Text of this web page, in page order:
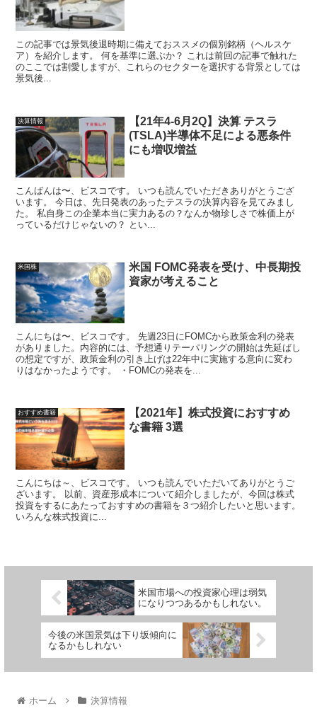
この記事では景気後退時期に備えておススメの個別銘柄（ヘルスケ
ア）を紹介します。 何を基準に選ぶか？ これは前回の記事で触れた
のここでは割愛しますが、これらのセクターを選択する背景としては
景気後...
決算情報
【21年4-6月2Q】決算 テスラ
(TSLA)半導体不足による悪条件
にも増収増益
こんばんは〜、ビスコです。 いつも読んでいただきありがとうござ
います。 今日は、先日発表のあったテスラの決算内容を見てみまし
た。 私自身この企業本当に実力あるの？なんか物珍しさで株価上が
っているだけじゃないの？ とい...
米国株
米国 FOMC発表を受け、中長期投
資家が考えること
こんにちは〜、ビスコです。 先週23日にFOMCから政策金利の発表
がありました。内容的には、予想通りテーパリングの開始は先延ばし
の想定ですが、政策金利の引き上げは22年中に実施する意向に変わ
りはなかったようです。 ・FOMCの発表を...
おすすめ書籍
【2021年】株式投資におすすめ
な書籍 3選
こんにちは～、ビスコです。 いつも読んでいただいてありがとうご
ざいます。 以前、資産形成本について紹介しましたが、今回は株式
投資をするにあたっておすすめの書籍を３つ紹介したいと思います。
いろんな株式投資に...
米国市場への投資家心理は弱気
になりつつあるかもしれない。
今後の米国景気は下り坂傾向に
なるかもしれない
ホーム 決算情報